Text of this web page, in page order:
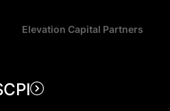
Elevation Capital Partners